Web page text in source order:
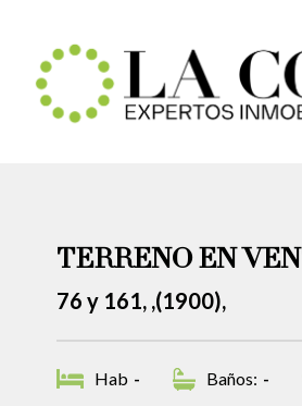
TERRENO EN
76 y 161, ,(1900),
Hab - Baños: -